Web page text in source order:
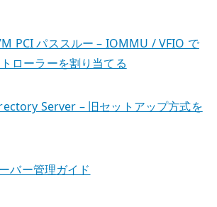
PCI パススルー – IOMMU / VFIO で
ローラーを割り当てる
Server – 旧セットアップ方式を
バー管理ガイド